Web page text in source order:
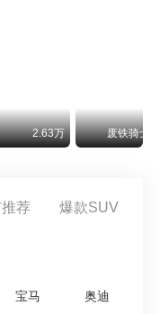
2.63万 废铁骑士
荐 爆款SUV
宝马 奥迪